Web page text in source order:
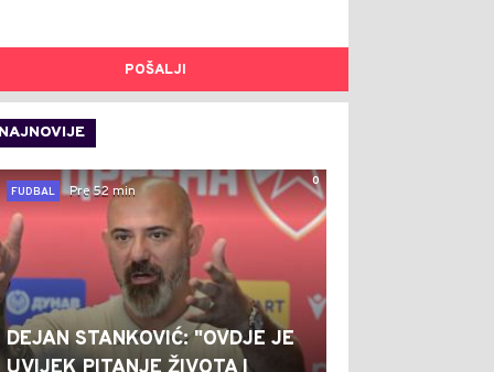
POŠALJI
NAJNOVIJE
0
FUDBAL
Pre 52 min
DEJAN STANKOVIĆ: "OVDJE JE